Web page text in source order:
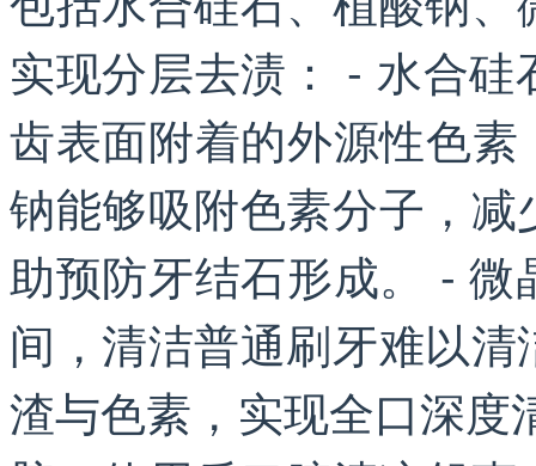
实现分层去渍： - 水合
齿表面附着的外源性色
钠能够吸附色素分子，
助预防牙结石形成。 -
间，清洁普通刷牙难以
渣与色素，实现全口深度